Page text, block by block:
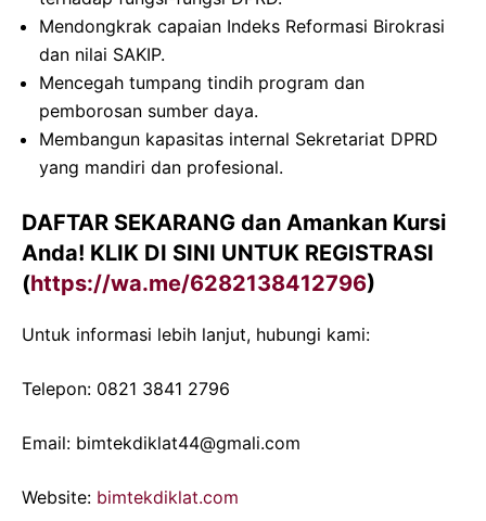
Mendongkrak capaian Indeks Reformasi Birokrasi
dan nilai SAKIP.
Mencegah tumpang tindih program dan
pemborosan sumber daya.
Membangun kapasitas internal Sekretariat DPRD
yang mandiri dan profesional.
DAFTAR SEKARANG dan Amankan Kursi
Anda! KLIK DI SINI UNTUK REGISTRASI
(https://wa.me/6282138412796)
Untuk informasi lebih lanjut, hubungi kami:
Telepon: 0821 3841 2796
Email: bimtekdiklat44@gmali.com
Website: bimtekdiklat.com